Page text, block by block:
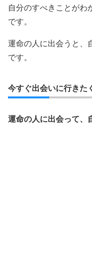
自分のすべきことがわ
です。
運命の人に出会うと、
です。
今すぐ出会いに行きた
運命の人に出会って、